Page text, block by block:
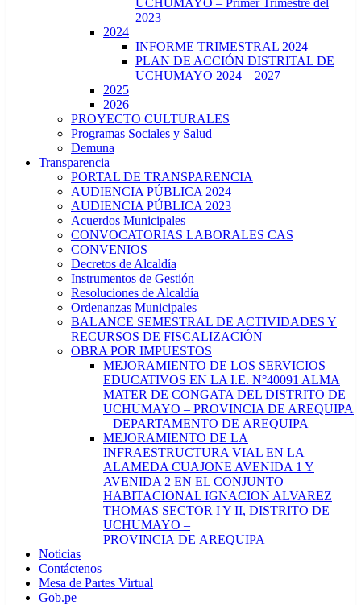
UCHUMAYO – Primer Trimestre del
2023
2024
INFORME TRIMESTRAL 2024
PLAN DE ACCIÓN DISTRITAL DE
UCHUMAYO 2024 – 2027
2025
2026
PROYECTO CULTURALES
Programas Sociales y Salud
Demuna
Transparencia
PORTAL DE TRANSPARENCIA
AUDIENCIA PÚBLICA 2024
AUDIENCIA PÚBLICA 2023
Acuerdos Municipales
CONVOCATORIAS LABORALES CAS
CONVENIOS
Decretos de Alcaldía
Instrumentos de Gestión
Resoluciones de Alcaldía
Ordenanzas Municipales
BALANCE SEMESTRAL DE ACTIVIDADES Y
RECURSOS DE FISCALIZACIÓN
OBRA POR IMPUESTOS
MEJORAMIENTO DE LOS SERVICIOS
EDUCATIVOS EN LA I.E. N°40091 ALMA
MATER DE CONGATA DEL DISTRITO DE
UCHUMAYO – PROVINCIA DE AREQUIPA
– DEPARTAMENTO DE AREQUIPA
MEJORAMIENTO DE LA
INFRAESTRUCTURA VIAL EN LA
ALAMEDA CUAJONE AVENIDA 1 Y
AVENIDA 2 EN EL CONJUNTO
HABITACIONAL IGNACION ALVAREZ
THOMAS SECTOR I Y II, DISTRITO DE
UCHUMAYO –
PROVINCIA DE AREQUIPA
Noticias
Contáctenos
Mesa de Partes Virtual
Gob.pe